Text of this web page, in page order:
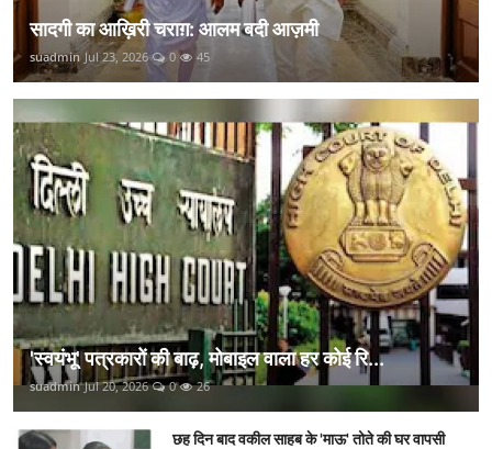
सादगी का आख़िरी चराग़: आलम बदी आज़मी
suadmin Jul 23, 2026 0 45
'स्वयंभू' पत्रकारों की बाढ़, मोबाइल वाला हर कोई रि...
suadmin Jul 20, 2026 0 26
छह दिन बाद वकील साहब के 'माऊ' तोते की घर वापसी